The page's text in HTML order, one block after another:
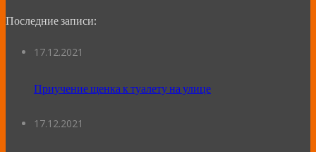
Последние записи:
17.12.2021
Приучение щенка к туалету на улице
17.12.2021